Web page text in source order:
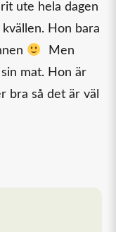
ute hela dagen
Hon bara
Men
mat. Hon är
bra så det är väl